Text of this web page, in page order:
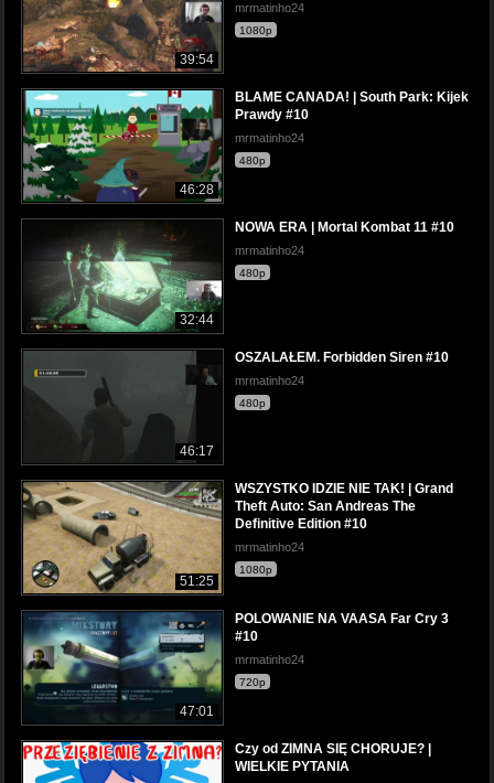
39:54
mrmatinho24
1080p
46:28
BLAME CANADA! | South Park: Kijek
Prawdy #10
mrmatinho24
480p
32:44
NOWA ERA | Mortal Kombat 11 #10
mrmatinho24
480p
46:17
OSZALAŁEM. Forbidden Siren #10
mrmatinho24
480p
51:25
WSZYSTKO IDZIE NIE TAK! | Grand
Theft Auto: San Andreas The
Definitive Edition #10
mrmatinho24
1080p
47:01
POLOWANIE NA VAASA Far Cry 3
#10
mrmatinho24
720p
Czy od ZIMNA SIĘ CHORUJE? |
WIELKIE PYTANIA